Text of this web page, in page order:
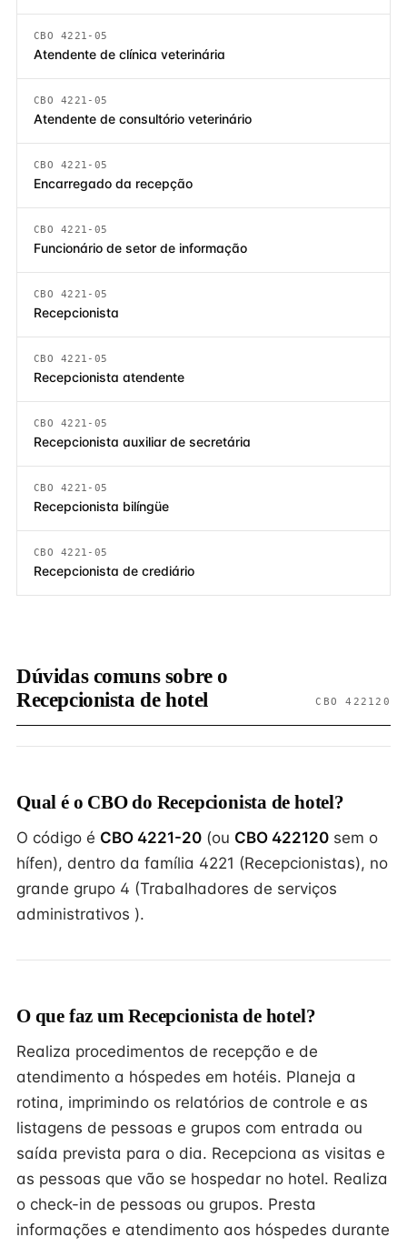
CBO 4221-05
Atendente de clínica veterinária
CBO 4221-05
Atendente de consultório veterinário
CBO 4221-05
Encarregado da recepção
CBO 4221-05
Funcionário de setor de informação
CBO 4221-05
Recepcionista
CBO 4221-05
Recepcionista atendente
CBO 4221-05
Recepcionista auxiliar de secretária
CBO 4221-05
Recepcionista bilíngüe
CBO 4221-05
Recepcionista de crediário
Dúvidas comuns sobre o
Recepcionista de hotel
CBO 422120
Qual é o CBO do Recepcionista de hotel?
O código é CBO 4221-20 (ou CBO 422120 sem o
hífen), dentro da família 4221 (Recepcionistas), no
grande grupo 4 (Trabalhadores de serviços
administrativos ).
O que faz um Recepcionista de hotel?
Realiza procedimentos de recepção e de
atendimento a hóspedes em hotéis. Planeja a
rotina, imprimindo os relatórios de controle e as
listagens de pessoas e grupos com entrada ou
saída prevista para o dia. Recepciona as visitas e
as pessoas que vão se hospedar no hotel. Realiza
o check-in de pessoas ou grupos. Presta
informações e atendimento aos hóspedes durante